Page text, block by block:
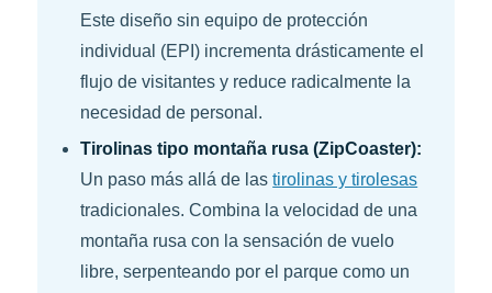
Este diseño sin equipo de protección
individual (EPI) incrementa drásticamente el
flujo de visitantes y reduce radicalmente la
necesidad de personal.
Tirolinas tipo montaña rusa (ZipCoaster):
Un paso más allá de lastirolinas y tirolesas
tradicionales. Combina la velocidad de una
montaña rusa con la sensación de vuelo
libre, serpenteando por el parque como un